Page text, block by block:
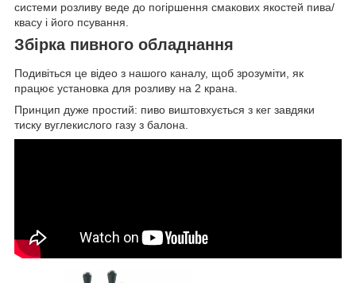
системи розливу веде до погіршення смакових якостей пива/
квасу і його псування.
Збірка пивного обладнання
Подивіться це відео з нашого каналу, щоб зрозуміти, як
працює установка для розливу на 2 крана.
Принцип дуже простий: пиво виштовхується з кег завдяки
тиску вуглекислого газу з балона.